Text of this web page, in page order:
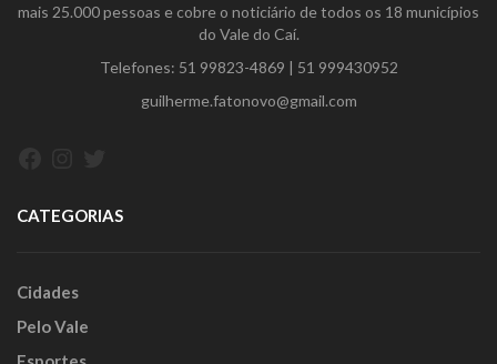
mais 25.000 pessoas e cobre o noticiário de todos os 18 municípios
do Vale do Caí.
Telefones: 51 99823-4869 | 51 999430952
guilherme.fatonovo@gmail.com
CATEGORIAS
Cidades
Pelo Vale